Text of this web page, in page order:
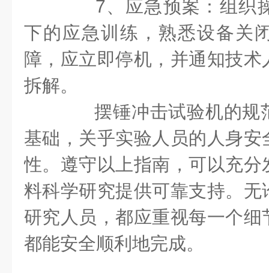
7、应急预案：组织
下的应急训练，熟悉设备关
障，应立即停机，并通知技
拆解。
摆锤冲击试验机的规
基础，关乎实验人员的人身
性。遵守以上指南，可以充
料科学研究提供可靠支持。
研究人员，都应重视每一个
都能安全顺利地完成。